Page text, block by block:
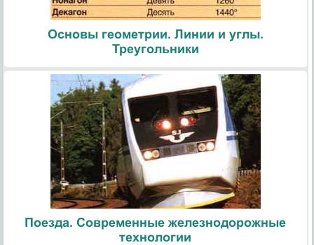
Основы геометрии. Линии и углы.
Треугольники
Поезда. Современные железнодорожные
технологии